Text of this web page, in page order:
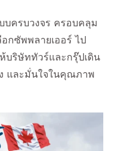
บครบวงจร ครอบคลุม
อกซัพพลายเออร์ ไป
บริษัททัวร์และกรุ๊ปเดิน
และมั่นใจในคุณภาพ